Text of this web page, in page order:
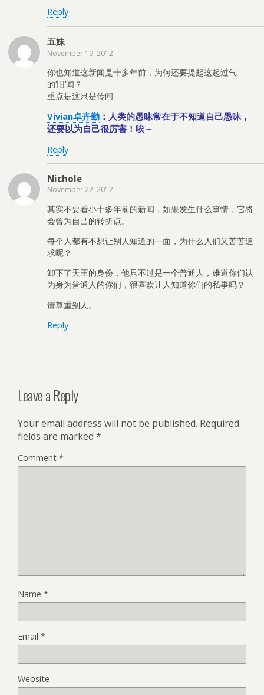
Reply
五妹
November 19, 2012
你也知道这新闻是十多年前，为何还要提起这起过气
的‘旧’闻？
重点是这只是传闻.
Vivian卓卉勤 ：人类的愚昧常在于不知道自己愚昧，
还要以为自己很厉害！唉～
Reply
Nichole
November 22, 2012
其实不要看小十多年前的新闻，如果发生什么事情，它将
会曾为自己的转折点。
每个人都有不想让别人知道的一面，为什么人们又苦苦追
求呢？
卸下了天王的身份，他只不过是一个普通人，难道你们认
为身为普通人的你们，很喜欢让人知道你们的私事吗？
请尊重别人。
Reply
Leave a Reply
Your email address will not be published. Required
fields are marked *
Comment *
Name *
Email *
Website